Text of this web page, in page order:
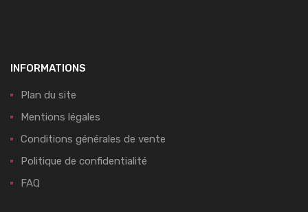
INFORMATIONS
Plan du site
Mentions légales
Conditions générales de vente
Politique de confidentialité
FAQ